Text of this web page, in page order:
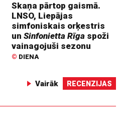
Skaņa pārtop gaismā.
LNSO, Liepājas
simfoniskais orķestris
unSinfonietta Rīga spoži
vainagojuši sezonu
© DIENA
Vairāk RECENZIJAS